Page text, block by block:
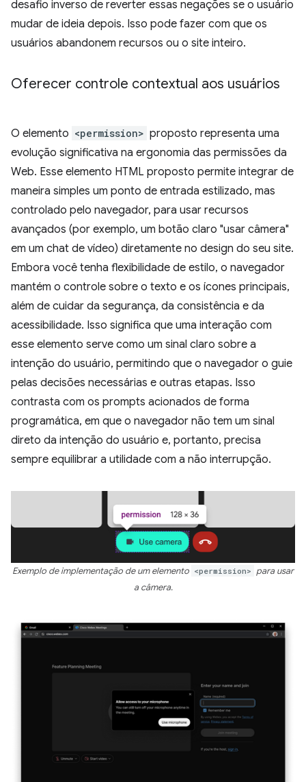
desafio inverso de reverter essas negações se o usuário
mudar de ideia depois. Isso pode fazer com que os
usuários abandonem recursos ou o site inteiro.
Oferecer controle contextual aos usuários
O elemento <permission> proposto representa uma
evolução significativa na ergonomia das permissões da
Web. Esse elemento HTML proposto permite integrar de
maneira simples um ponto de entrada estilizado, mas
controlado pelo navegador, para usar recursos
avançados (por exemplo, um botão claro "usar câmera"
em um chat de vídeo) diretamente no design do seu site.
Embora você tenha flexibilidade de estilo, o navegador
mantém o controle sobre o texto e os ícones principais,
além de cuidar da segurança, da consistência e da
acessibilidade. Isso significa que uma interação com
esse elemento serve como um sinal claro sobre a
intenção do usuário, permitindo que o navegador o guie
pelas decisões necessárias e outras etapas. Isso
contrasta com os prompts acionados de forma
programática, em que o navegador não tem um sinal
direto da intenção do usuário e, portanto, precisa
sempre equilibrar a utilidade com a não interrupção.
Exemplo de implementação de um elemento <permission> para usar
a câmera.